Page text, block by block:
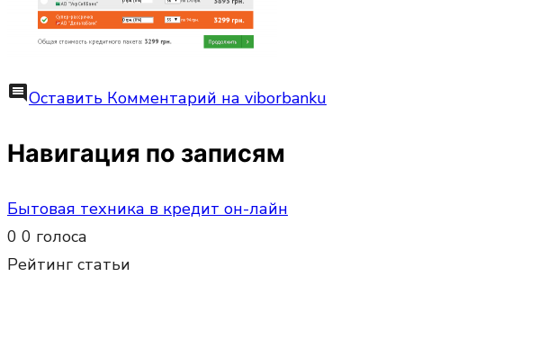
commentОставить Комментарий на viborbanku
Навигация по записям
Бытовая техника в кредит он-лайн
0 0 голоса
Рейтинг статьи